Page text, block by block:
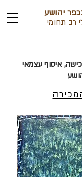
יהושע
רב תחומי
איסוף עצמאי